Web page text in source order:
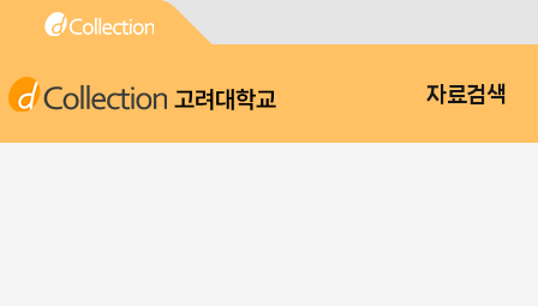
고려대학교 자료검색